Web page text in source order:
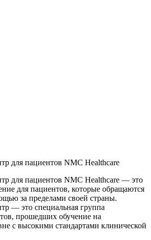
для пациентов NMC Healthcare
для пациентов NMC Healthcare — это
для пациентов, которые обращаются
за пределами своей страны.
— это специальная группа
прошедших обучение на
с высокими стандартами клинической